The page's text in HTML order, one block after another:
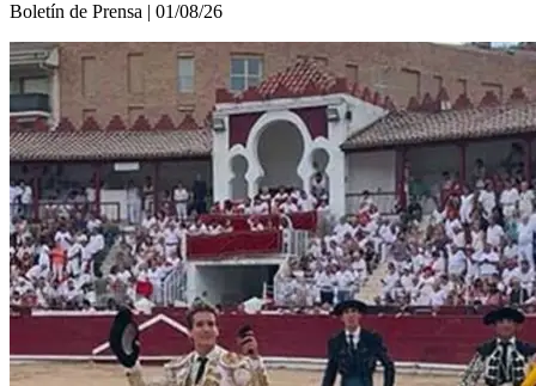
Boletí­n de Prensa | 01/08/26